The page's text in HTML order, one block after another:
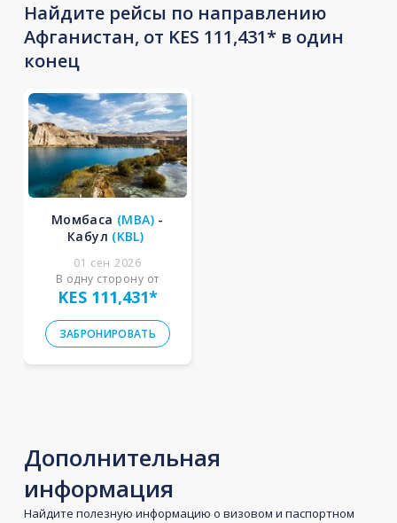
Найдите рейсы по направлению
Афганистан, от KES 111,431* в один
конец
Момбаса (MBA) -
Кабул (KBL)
01 сен 2026
В одну сторону от
KES 111,431*
ЗАБРОНИРОВАТЬ
Дополнительная
информация
Найдите полезную информацию о визовом и паспортном